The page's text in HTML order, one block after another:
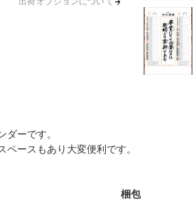
ーです。
ースもあり大変便利です。
梱包